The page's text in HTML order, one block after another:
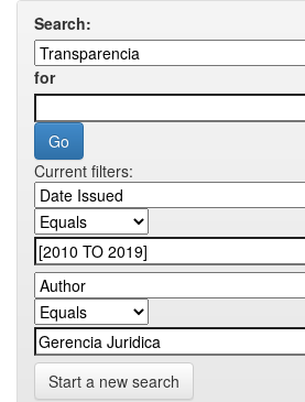
Search:
for
Current filters:
Start a new search